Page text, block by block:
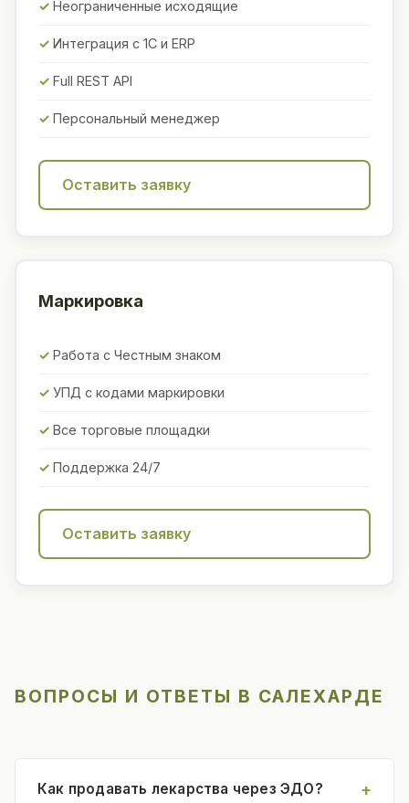
Неограниченные исходящие
Интеграция с 1С и ERP
Full REST API
Персональный менеджер
Оставить заявку
Маркировка
Работа с Честным знаком
УПД с кодами маркировки
Все торговые площадки
Поддержка 24/7
Оставить заявку
ВОПРОСЫ И ОТВЕТЫ В САЛЕХАРДЕ
Как продавать лекарства через ЭДО?